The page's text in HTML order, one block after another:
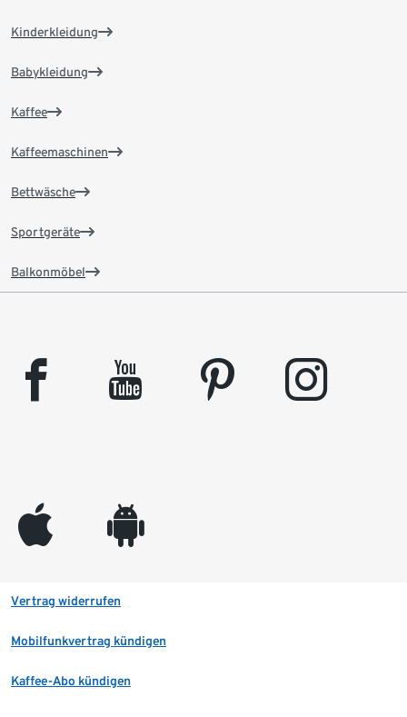
Kinderkleidung
Babykleidung
Kaffee
Kaffeemaschinen
Bettwäsche
Sportgeräte
Balkonmöbel
facebook youtube pinterest instagram
appleinc android
Vertrag widerrufen
Mobilfunkvertrag kündigen
Kaffee-Abo kündigen